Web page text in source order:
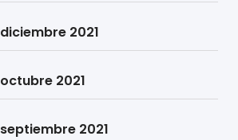
diciembre 2021
octubre 2021
septiembre 2021